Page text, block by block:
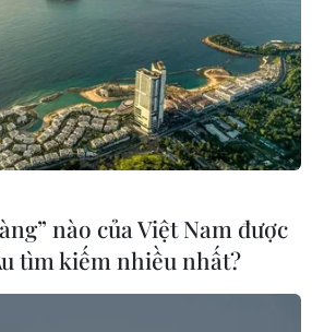
nào của Việt Nam được
tìm kiếm nhiều nhất?